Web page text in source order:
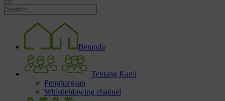
Beranda
Tentang Kami
Penghargaan
Whistleblowing channel